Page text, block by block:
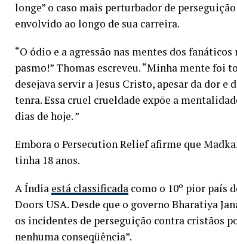
longe” o caso mais perturbador de
envolvido ao longo de sua carreira.
“O ódio e a agressão nas mentes dos
pasmo!” Thomas escreveu. “Minha mente foi
desejava servir a Jesus Cristo, apesar da dor
tenra. Essa cruel crueldade expõe a
dias de hoje. ”
Embora o Persecution Relief afirme que
tinha 18 anos.
A Índia está classificada como o 10º pior país
Doors USA. Desde que o governo Bharatiya
os incidentes de perseguição contra cristãos
nenhuma conseqüência”.